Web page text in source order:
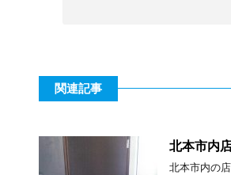
関連記事
北本市内
北本市内の